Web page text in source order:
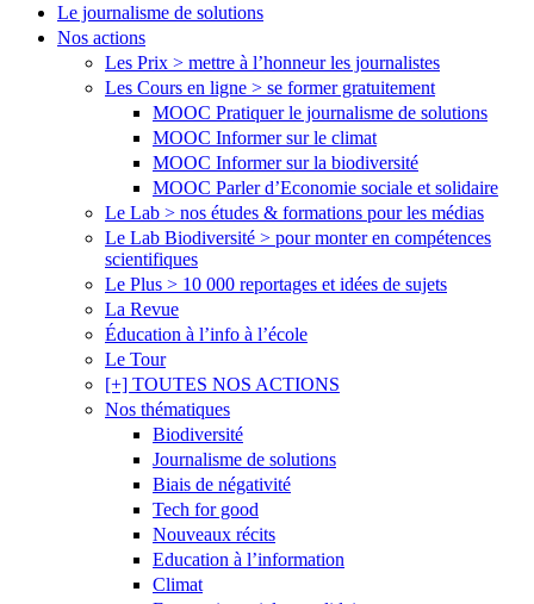
Le journalisme de solutions
Nos actions
Les Prix > mettre à l’honneur les journalistes
Les Cours en ligne > se former gratuitement
MOOC Pratiquer le journalisme de solutions
MOOC Informer sur le climat
MOOC Informer sur la biodiversité
MOOC Parler d’Economie sociale et solidaire
Le Lab > nos études & formations pour les médias
Le Lab Biodiversité > pour monter en compétences
scientifiques
Le Plus > 10 000 reportages et idées de sujets
La Revue
Éducation à l’info à l’école
Le Tour
[+] TOUTES NOS ACTIONS
Nos thématiques
Biodiversité
Journalisme de solutions
Biais de négativité
Tech for good
Nouveaux récits
Education à l’information
Climat